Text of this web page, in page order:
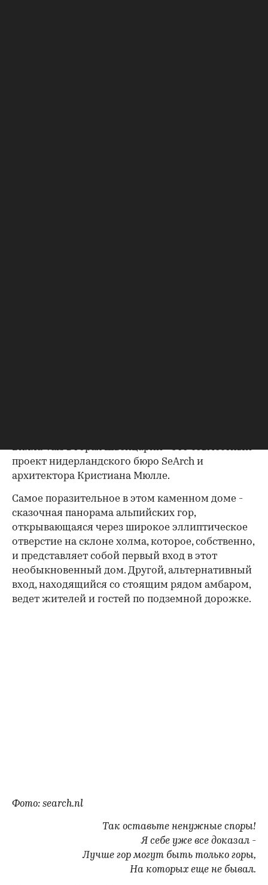
Вилла Vals в горах Швейцарии - это совместный
проект нидерландского бюро SeArch и
архитектора Кристиана Мюлле.
Самое поразительное в этом каменном доме -
сказочная панорама альпийских гор,
открывающаяся через широкое эллиптическое
отверстие на склоне холма, которое, собственно,
и представляет собой первый вход в этот
необыкновенный дом. Другой, альтернативный
вход, находящийся со стоящим рядом амбаром,
ведет жителей и гостей по подземной дорожке.
Фото: search.nl
Так оставьте ненужные споры!
Я себе уже все доказал -
Лучше гор могут быть только горы,
На которых еще не бывал.